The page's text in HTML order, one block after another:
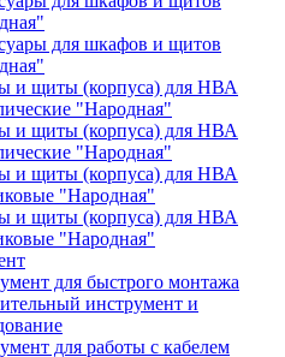
для шкафов и щитов
и щиты (корпуса) для НВА
"Народная"
и щиты (корпуса) для НВА
"Народная"
и щиты (корпуса) для НВА
"Народная"
и щиты (корпуса) для НВА
"Народная"
для быстрого монтажа
инструмент и
для работы с кабелем